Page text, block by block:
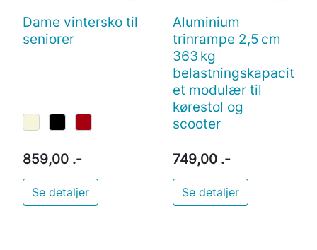
Dame vintersko til
seniorer
859,00 .-
Se detaljer
Aluminium
trinrampe 2,5 cm
363 kg
belastningskapacit
et modulær til
kørestol og
scooter
749,00 .-
Se detaljer